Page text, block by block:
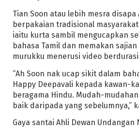
Tian Soon atau lebih mesra disapa
berpakaian tradisional
iaitu kurta sambil mengucapkan
bahasa Tamil dan memakan
murukku menerusi video
“Ah Soon nak ucap sikit dalam
Happy Deepavali kepada kawan-
beragama Hindu. Mudah-
baik daripada yang sebelumnya,”
Gaya santai Ahli Dewan Undangan